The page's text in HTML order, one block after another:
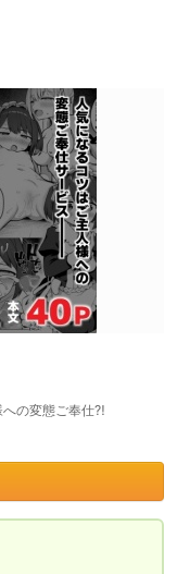
への変態ご奉仕⁈